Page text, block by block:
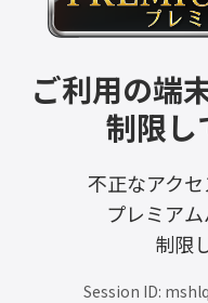
ご利用の端
制限し
不正なアクセ
プレミア
制限
Session ID: